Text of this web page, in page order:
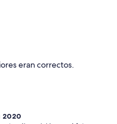
eran correctos.
2020